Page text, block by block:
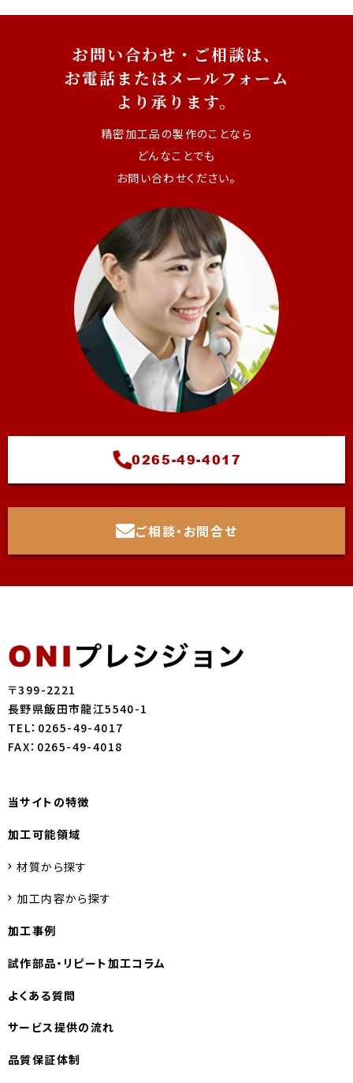
お問い合わせ・ご相談は、
お電話またはメールフォーム
より承ります。
精密加工品の製作のことなら
どんなことでも
お問い合わせください。
0265-49-4017
ご相談・お問合せ
〒399-2221
長野県飯田市龍江5540-1
TEL：0265-49-4017
FAX：0265-49-4018
当サイトの特徴
加工可能領域
材質から探す
加工内容から探す
加工事例
試作部品・ リピート加工コラム
よくある質問
サービス提供の流れ
品質保証体制